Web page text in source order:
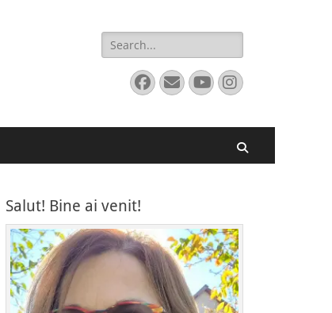
Search
for:
Facebook
EmailYouTube
Instagram
Salut! Bine ai venit!